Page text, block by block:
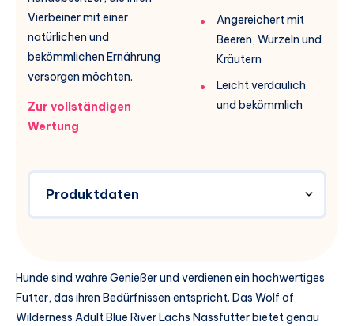
Vierbeiner mit einer
natürlichen und
bekömmlichen Ernährung
versorgen möchten.
Zur vollständigen
Wertung
Angereichert mit
Beeren, Wurzeln und
Kräutern
Leicht verdaulich
und bekömmlich
Produktdaten
Hunde sind wahre Genießer und verdienen ein hochwertiges
Futter, das ihren Bedürfnissen entspricht. Das Wolf of
Wilderness Adult Blue River Lachs Nassfutter bietet genau